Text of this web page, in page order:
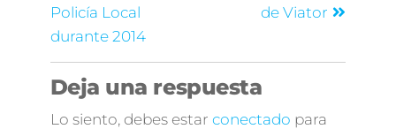
Policía Local
durante 2014
de Viator
Deja una respuesta
Lo siento, debes estar conectado para